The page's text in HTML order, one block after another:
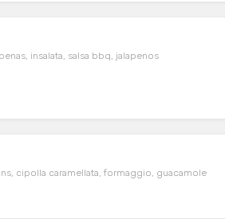
insalata, salsa bbq, jalapenos
cipolla caramellata, formaggio, guacamole